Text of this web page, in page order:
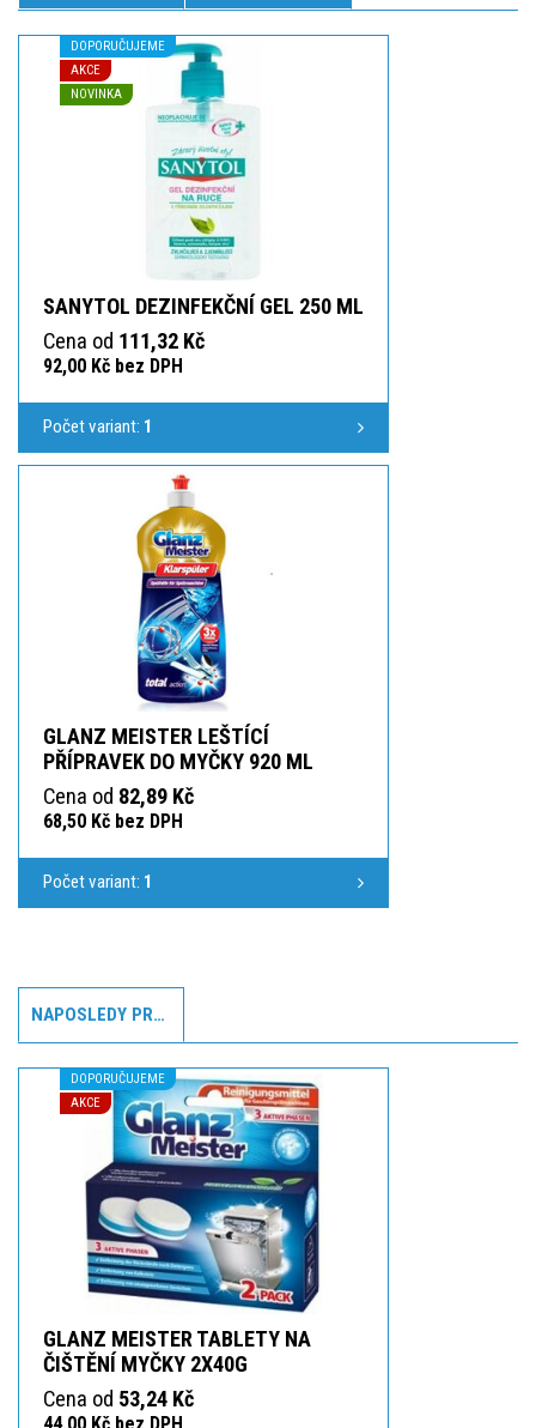
DOPORUČUJEME
AKCE
NOVINKA
SANYTOL DEZINFEKČNÍ GEL 250 ML
Cena od 111,32 Kč
92,00 Kč bez DPH
Počet variant: 1
GLANZ MEISTER LEŠTÍCÍ
PŘÍPRAVEK DO MYČKY 920 ML
Cena od 82,89 Kč
68,50 Kč bez DPH
Počet variant: 1
NAPOSLEDY PROHLÍŽENÉ
DOPORUČUJEME
AKCE
GLANZ MEISTER TABLETY NA
ČIŠTĚNÍ MYČKY 2X40G
Cena od 53,24 Kč